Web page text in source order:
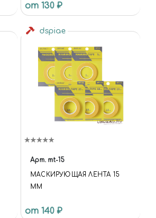
от 130 ₽
dspiae
Арт. mt-15
МАСКИРУЮЩАЯ ЛЕНТА 15
ММ
от 140 ₽